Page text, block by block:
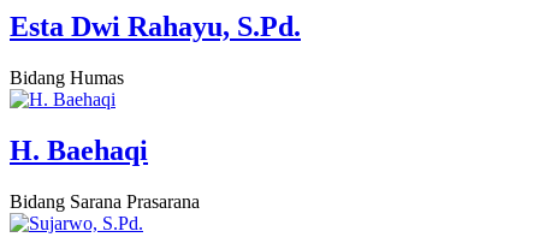
Esta Dwi Rahayu, S.Pd.
Bidang Humas
H. Baehaqi
Bidang Sarana Prasarana